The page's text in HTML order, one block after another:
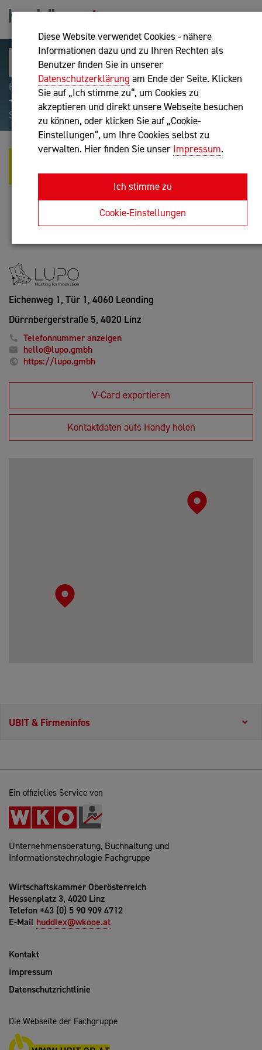
Diese Website verwendet Cookies - nähere
Informationen dazu und zu Ihren Rechten als
Benutzer finden Sie in unserer
Datenschutzerklärung am Ende der Seite. Klicken
Sie auf „Ich stimme zu“, um Cookies zu
akzeptieren und direkt unsere Webseite besuchen
zu können, oder klicken Sie auf „Cookie-
Einstellungen“, um Ihre Cookies selbst zu
verwalten. Hier finden Sie unser Impressum.
Ich stimme zu
Cookie-Einstellungen
Hilfreiche Suchparameter: Begriff einschließen:
+webshop, Begriff ausschließen: -webshop, Exakter
Suchbegriff: "internet of things"
LUPO GMBH - HUNTING FOR
INNOVATION
IT-Dienstleistung
Anfrage oder Rückruf
Eichenweg 1, Tür 1, 4060 Leonding
Dürrnbergerstraße 5, 4020 Linz
Telefonnummer anzeigen
hello@lupo.gmbh
https://lupo.gmbh
V-Card exportieren
Kontaktdaten aufs Handy holen
UBIT & Firmeninfos
Ein offizielles Service von
Unternehmensberatung, Buchhaltung und
Informationstechnologie Fachgruppe
Wirtschaftskammer Oberösterreich
Hessenplatz 3, 4020 Linz
Telefon +43 (0) 5 90 909 4712
E-Mail huddlex@wkooe.at
Kontakt
Impressum
Datenschutzrichtlinie
Die Webseite der Fachgruppe